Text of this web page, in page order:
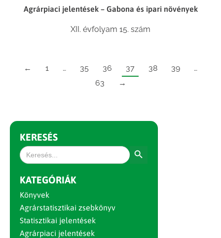
Agrárpiaci jelentések – Gabona és ipari növények
XII. évfolyam 15. szám
← 1 … 35 36 37 38 39
…
63
→
KERESÉS
Search
for:
KATEGÓRIÁK
Könyvek
Agrárstatisztikai zsebkönyv
Statisztikai jelentések
Agrárpiaci jelentések